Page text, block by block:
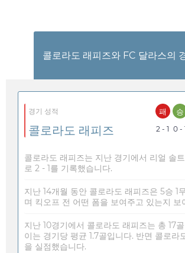
콜로라도 래피즈와 FC 달라스의
경기 성적
콜로라도 래피즈
패
2 - 1
승
0 -
콜로라도 래피즈는 지난 경기에서 리얼 솔
로 2 - 1를 기록했습니다.
지난 14개월 동안 콜로라도 래피즈은 5승 1
며 킥오프 전 어떤 폼을 보여주고 있는지 보
지난 10경기에서 콜로라도 래피즈는 총 17
이는 경기당 평균 1.7골입니다. 반면 콜로라
을 실점했습니다.